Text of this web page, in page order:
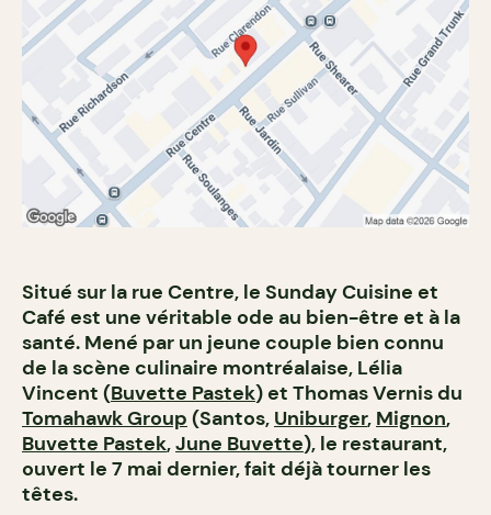
Situé sur la rue Centre, le Sunday Cuisine et
Café est une véritable ode au bien-être et à la
santé. Mené par un jeune couple bien connu
de la scène culinaire montréalaise, Lélia
Vincent (Buvette Pastek) et Thomas Vernis du
Tomahawk Group (Santos, Uniburger, Mignon,
Buvette Pastek,June Buvette), le restaurant,
ouvert le 7 mai dernier, fait déjà tourner les
têtes.